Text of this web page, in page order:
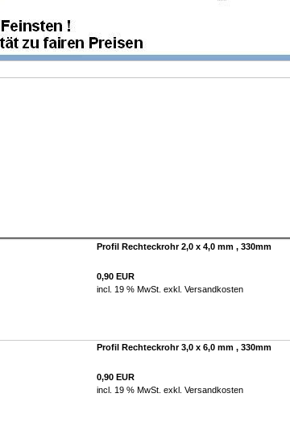
Profil Rechteckrohr 2,0 x 4,0 mm , 330mm
0,90 EUR
incl. 19 % MwSt. exkl. Versandkosten
Profil Rechteckrohr 3,0 x 6,0 mm , 330mm
0,90 EUR
incl. 19 % MwSt. exkl. Versandkosten